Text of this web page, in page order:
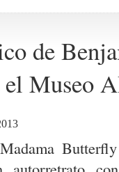
de
Museo
Butterfly